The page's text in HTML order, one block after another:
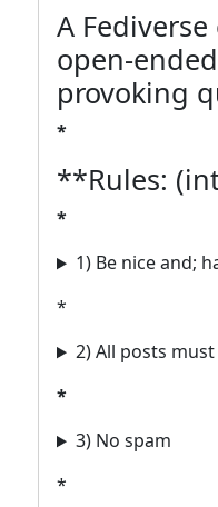
A
open-
provoking
*
**Rules:
*
1) Be nice and;
*
2) All posts must
*
3) No spam
*